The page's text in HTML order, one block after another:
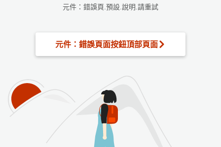
元件：錯誤頁.預設.說明.請重試
元件：錯誤頁面按鈕頂部頁面